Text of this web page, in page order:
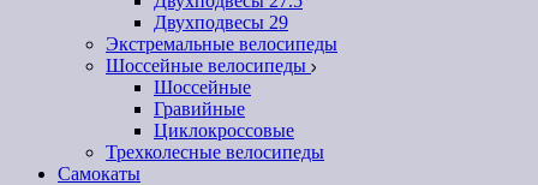
Двухподвесы 29
Экстремальные велосипеды
Шоссейные велосипеды
Шоссейные
Гравийные
Циклокроссовые
Трехколесные велосипеды
Самокаты